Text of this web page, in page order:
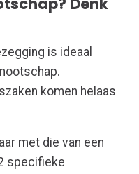
is ideaal
komen helaas
met die van een
specifieke